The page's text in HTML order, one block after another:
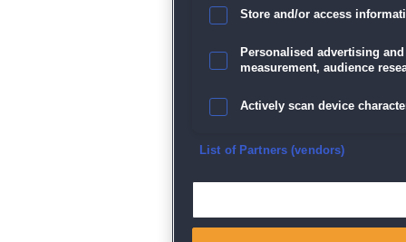
Store and/or access
Personalised advertising
measurement, audience
Actively scan device
Ensure security, prevent
List of Partners (vendors)